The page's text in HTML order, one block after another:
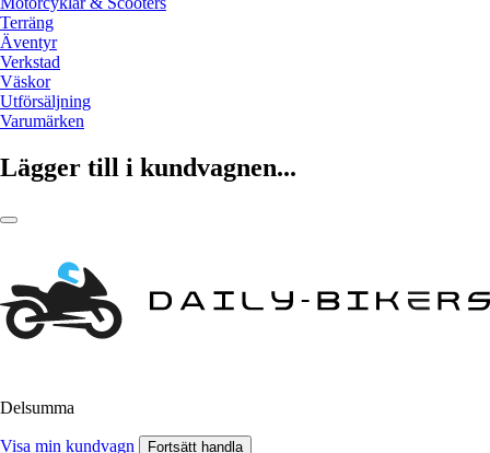
Terräng
Äventyr
Verkstad
Väskor
Utförsäljning
Varumärken
Lägger till i kundvagnen...
Delsumma
Visa min kundvagn Fortsätt handla